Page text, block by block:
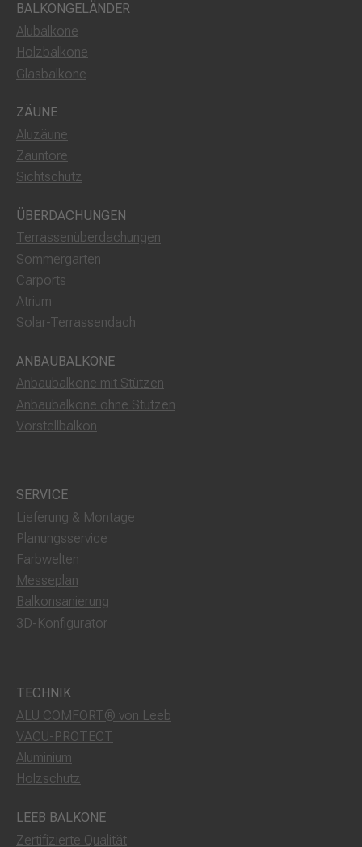
BALKONGELÄNDER
Alubalkone
Holzbalkone
Glasbalkone
ZÄUNE
Aluzäune
Zauntore
Sichtschutz
ÜBERDACHUNGEN
Terrassenüberdachungen
Sommergarten
Carports
Atrium
Solar-Terrassendach
ANBAUBALKONE
Anbaubalkone mit Stützen
Anbaubalkone ohne Stützen
Vorstellbalkon
SERVICE
Lieferung & Montage
Planungsservice
Farbwelten
Messeplan
Balkonsanierung
3D-Konfigurator
TECHNIK
ALU COMFORT® von Leeb
VACU-PROTECT
Aluminium
Holzschutz
LEEB BALKONE
Zertifizierte Qualität